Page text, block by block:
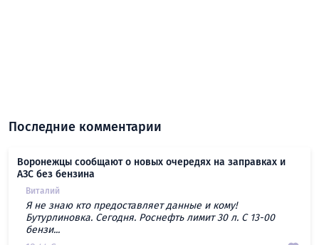
Последние комментарии
Воронежцы сообщают о новых очередях на заправках и
АЗС без бензина
Виталий
Я не знаю кто предоставляет данные и кому!
Бутурлиновка. Сегодня. Роснефть лимит 30 л. С 13-00
бензи...